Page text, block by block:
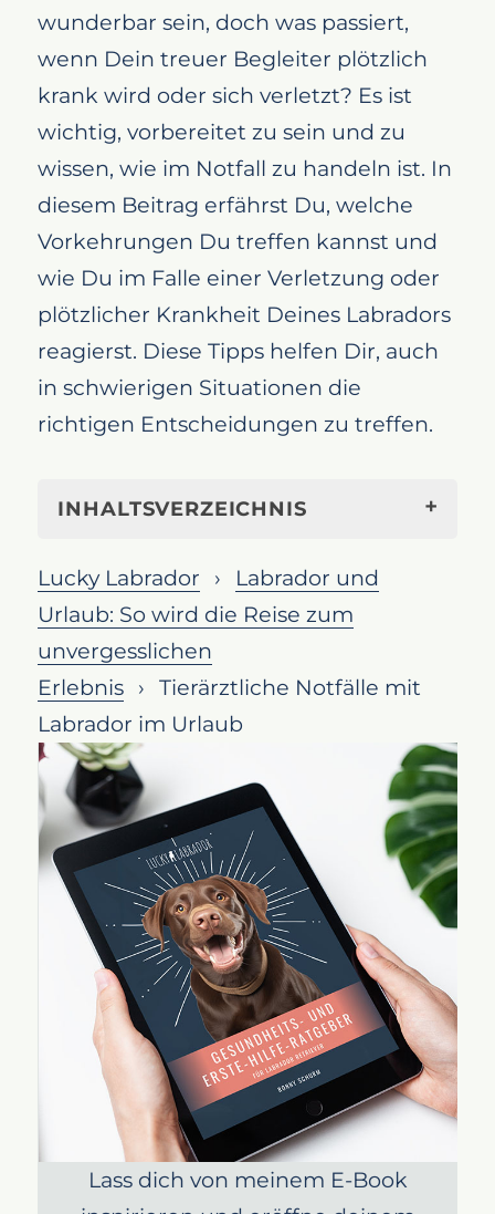
wunderbar sein, doch was passiert,
wenn Dein treuer Begleiter plötzlich
krank wird oder sich verletzt? Es ist
wichtig, vorbereitet zu sein und zu
wissen, wie im Notfall zu handeln ist. In
diesem Beitrag erfährst Du, welche
Vorkehrungen Du treffen kannst und
wie Du im Falle einer Verletzung oder
plötzlicher Krankheit Deines Labradors
reagierst. Diese Tipps helfen Dir, auch
in schwierigen Situationen die
richtigen Entscheidungen zu treffen.
INHALTSVERZEICHNIS
Handlungsschritte für Notfälle im
Urlaub
Vorkehrungen vor der Reise
Sei auf alles vorbereitet
Handlungsschritte im Notfall
Schnelles und effektives
Handeln
Fazit
Lucky Labrador
Labrador und
Urlaub: So wird die Reise zum
unvergesslichen
Erlebnis
Tierärztliche Notfälle mit
Labrador im Urlaub
Lass dich von meinem E-Book